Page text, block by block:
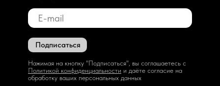
Подписаться
Нажимая на кнопку "Подписаться", вы соглашаетесь с
Политикой конфиденциальности и даёте согласие на
обработку ваших персональных данных